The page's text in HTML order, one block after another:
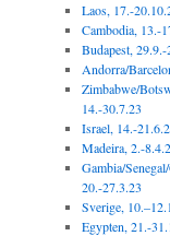
Laos, 17.-
Cambodia, 13.-
Budapest, 29.9.-
Andorra/
Zimbabwe/
14.-30.7.23
Israel, 14.-
Madeira, 2.-
Gambia/
20.-27.3.23
Sverige,
Egypten, 21.-